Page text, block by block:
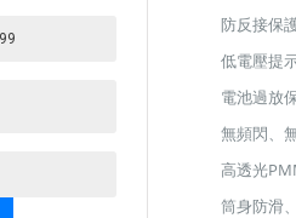
防反接保
低電壓提
電池過放
無頻閃、
高透光
筒身防滑